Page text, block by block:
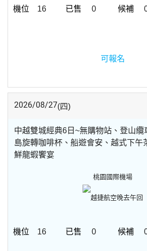
16 0
可報名
2026/08/27(四)
中越雙城經典6日~無購物站、登山纜
島旋轉咖啡杯、船遊會安、越式下午
鮮龍蝦饗宴
桃園國際機場
越捷航空晚去午回
16 0